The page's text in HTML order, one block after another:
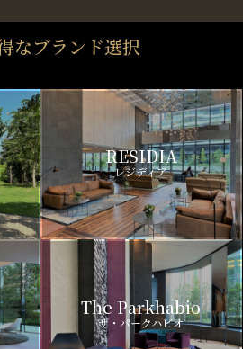
なブランド選択
RESIDIA
レジディア
The Parkhabio
ザ・パークハビオ